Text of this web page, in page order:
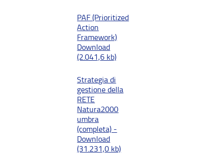
PAF (Prioritized
Action
Framework)
Download
(2.041,6 kb)
Strategia di
gestione della
RETE
Natura2000
umbra
(completa) -
Download
(31.231,0 kb)